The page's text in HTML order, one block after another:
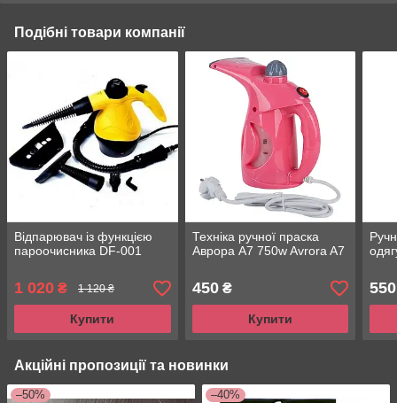
Подібні товари компанії
Відпарювач із функцією
пароочисника DF-001
1 020 ₴ 1 120 ₴
Купити
Техніка ручної праска
Аврора A7 750w Avrora A7
450₴
Купити
550
Акційні пропозиції та новинки
–50% –40%